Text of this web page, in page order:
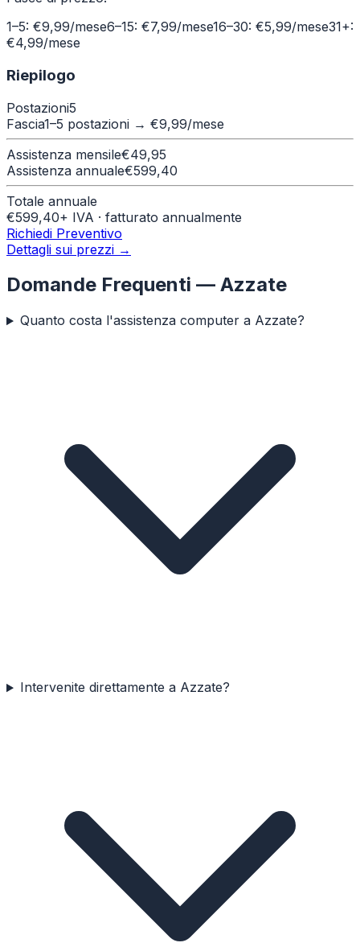
1–5: €9,99/mese6–15: €7,99/mese16–30: €5,99/mese31+:
€4,99/mese
Riepilogo
Postazioni5
Fascia1–5 postazioni → €9,99/mese
Assistenza mensile€49,95
Assistenza annuale€599,40
Totale annuale
€599,40+ IVA · fatturato annualmente
Richiedi Preventivo
Dettagli sui prezzi →
Domande Frequenti — Azzate
Quanto costa l'assistenza computer a Azzate?
Intervenite direttamente a Azzate?